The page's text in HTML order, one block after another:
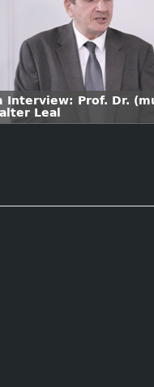
Interview: Prof. Dr.
Leal